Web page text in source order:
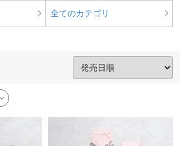
全てのカテゴリ